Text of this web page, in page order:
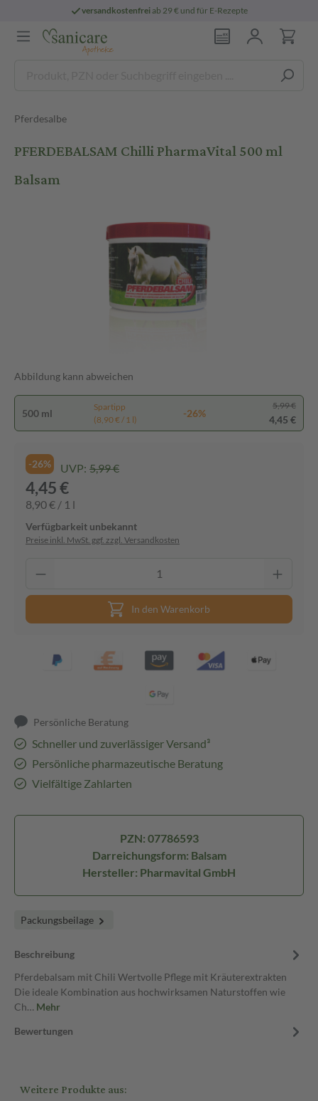
versandkostenfreiab 29 € und für E-Rezepte
Pferdesalbe
PFERDEBALSAM Chilli PharmaVital 500 ml
Balsam
Abbildung kann abweichen
500 ml
Spartipp
(8,90 € / 1 l)
-26%
5,99 €
4,45 €
-26% UVP: 5,99 €
4,45 €
8,90 € / 1 l
Verfügbarkeit unbekannt
Preise inkl. MwSt. ggf. zzgl. Versandkosten
In den Warenkorb
Persönliche Beratung
Schneller und zuverlässiger Versand³
Persönliche pharmazeutische Beratung
Vielfältige Zahlarten
PZN: 07786593
Darreichungsform: Balsam
Hersteller: Pharmavital GmbH
Packungsbeilage
Beschreibung
Pferdebalsam mit Chili Wertvolle Pflege mit Kräuterextrakten
Die ideale Kombination aus hochwirksamen Naturstoffen wie
Ch… Mehr
Bewertungen
Weitere Produkte aus: